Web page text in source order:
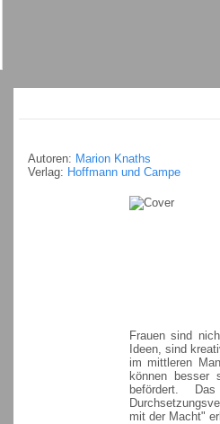
Autoren: Marion Knaths
Verlag: Hoffmann und Campe
Frauen sind
Ideen, sind
im mittleren
können besser
befördert.
mit der Macht"